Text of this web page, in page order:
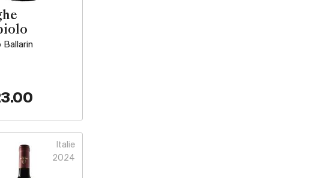
Ballarin
Italie
2024